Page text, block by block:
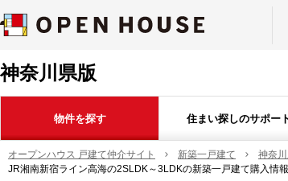
神奈川県版
物件を探す 住まい探しのサポー
オープンハウス 戸建て仲介サイト 新築一戸建て 神奈
JR湘南新宿ライン高海の2SLDK～3LDKの新築一戸建て購入情報